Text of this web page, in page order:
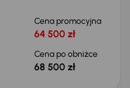
Cena promocyjna
64 500 zł
Cena po obniżce
68 500 zł